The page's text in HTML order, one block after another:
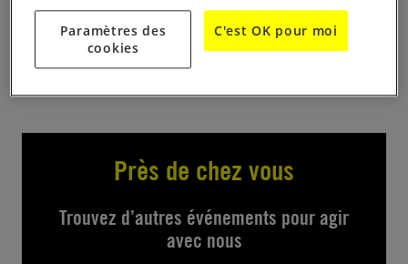
/propositions d’actions Épicerie bio équitable,
festive et du quotidien COMPIEGNE Royallieu
Près de chez vous
Trouvez d’autres événements pour agir
avec nous
Paramètres des
cookies
C'est OK pour moi